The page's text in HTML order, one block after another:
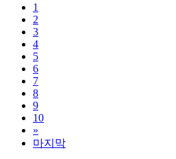
1
2
3
4
5
6
7
8
9
10
»
마지막